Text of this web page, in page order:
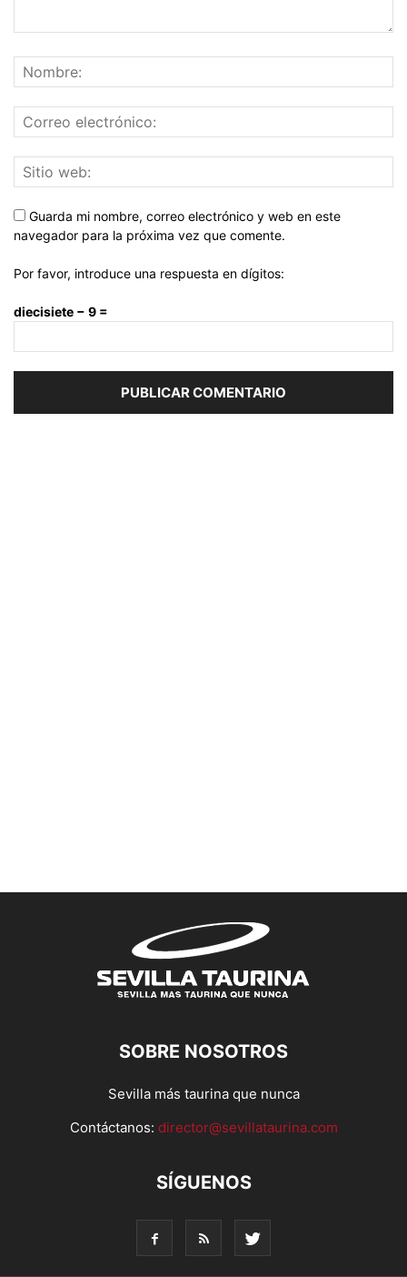
Guarda mi nombre, correo electrónico y web en este
navegador para la próxima vez que comente.
Por favor, introduce una respuesta en dígitos:
diecisiete − 9 =
SOBRE NOSOTROS
Sevilla más taurina que nunca
Contáctanos: director@sevillataurina.com
SÍGUENOS